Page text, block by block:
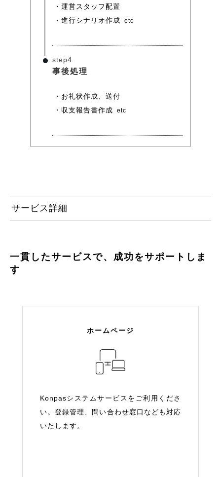
運営スタッフ配置
進行シナリオ作成
etc
step4
事後処理
お礼状作成、送付
収支報告書作成
etc
サービス詳細
一貫したサービスで、成功をサポートしま
す
ホームページ
Konpasシステムサービスをご利用くださ
い。登録管理、問い合わせ窓口なども対応
いたします。